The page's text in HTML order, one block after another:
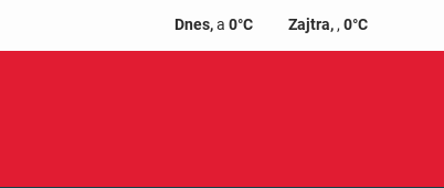
Dnes, a 0°C Zajtra,, 0°C